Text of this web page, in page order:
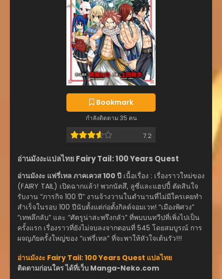
Bookmark
กำลังติดตาม 35 คน
7.2
อ่านมังงะแปลไทย Fairy Tail: 100 Years Quest
อ่านมังงะ แฟรี่เทล ภาคเควส 100 ปี เนื้อเรื่อง : เรื่องราวใหม่ของ
(FAIRY TAIL) เปิดฉากแล้ว! พวกนัตสึ, ลูซี่และแฮปปี้ ตัดสินใจ
รับงาน “ภารกิจ 100 ปี” งานจ้างวานในตำนานที่ไม่มีใครเคยทำ
สำเร็จในรอบ 100 ปีนับตั้งแต่ก่อตั้งกิลด์จอมเวท! “เมืองพิศวง”
“เทพลึกลับ” และ “ศัตรูน่าสะพรึงกลัว” ที่พบบนทวีปที่เพิ่งไปเป็น
ครั้งแรก เรื่องราวที่ยังไม่จบลงจากตอนที่ 545 โดยสมบูรณ์ การ
ผจญภัยครั้งใหญ่ของ “แฟรี่เทล” ที่จะพาให้หัวใจเต้นรัว!!!
อ่านมังงะ Fairy Tail: 100 Years Quest แปลไทย
ติดตามก่อนใคร ได้ที่เว็บ Manga-Neko.com